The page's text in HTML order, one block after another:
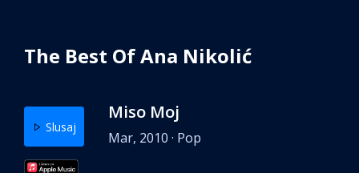
The Best Of Ana Nikolić
Slusaj
Miso Moj
Mar, 2010 · Pop